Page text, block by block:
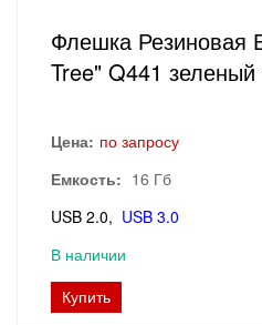
Флешка Резиновая
Tree" Q441
Цена: по запросу
Емкость: 16 Гб
USB 2.0
USB 3.0
В наличии
Купить